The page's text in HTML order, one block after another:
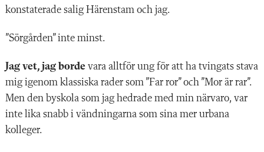
konstaterade salig Härenstam och jag.
”Sörgården” inte minst.
Jag vet, jag borde vara alltför ung för att ha tvingats stava
mig igenom klassiska rader som ”Far ror” och ”Mor är rar”.
Men den byskola som jag hedrade med min närvaro, var
inte lika snabb i vändningarna som sina mer urbana
kolleger.